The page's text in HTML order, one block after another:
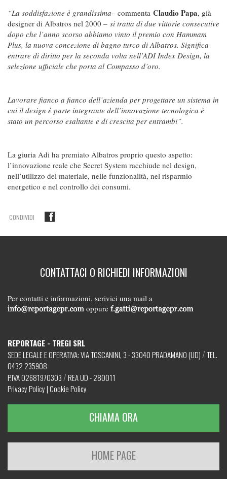
“La soddisfazione è grandissima– commenta Claudio Papa, già
designer di Albatros nel 2000 – si tratta di due vittorie consecutive
dopo che l’anno scorso abbiamo vinto il premio con Hammam
Plus, la nuova concezione di bagno turco di Albatros. Significa
entrare di diritto per la seconda volta nell’ADI Index Design, la
selezione ufficiale che porta al Compasso d’oro.
Lavorare fianco a fianco dell’azienda per progettare un sistema in
cui il design è parte integrante dell’innovazione tecnologica è
stato un percorso esaltante e di crescita per entrambi”.
La giuria Adi ha premiato Albatros proprio questo aspetto:
l’innovazione reale che Secret System racchiude nel design,
nell’utilizzo del materiale, nelle funzionalità, nel risparmio
energetico e nel controllo dei consumi.
CONDIVIDI
CONTATTACI O RICHIEDI INFORMAZIONI
Per contatti e informazioni, scrivici una mail a
oppure
REPORTAGE - TREGI SRL
SEDE LEGALE E OPERATIVA: VIA TOSCANINI, 3 - 33040 PRADAMANO (UD) /TEL.
0432 235908
P.IVA 02681970303 /REA UD - 280011
Privacy Policy|Cookie Policy
CHIAMA ORA
HOME PAGE